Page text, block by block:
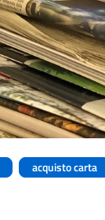
acquisto carta